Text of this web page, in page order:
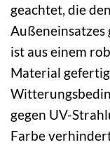
geachtet, die
Außeneinsatzes
ist aus einem
Material
gegen UV-
Farbe